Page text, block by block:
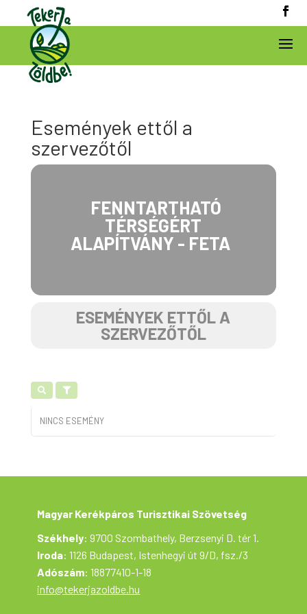
Események ettől a
szervezőtől
FENNTARTHATÓ
TÉRSÉGÉRT
ALAPÍTVÁNY - FETA
ESEMÉNYEK ETTŐL A
SZERVEZŐTŐL
NINCS ESEMÉNY
Magyar Kerékpáros Turisztikai Szövetség
Székhely: 9700 Szombathely, Berzsenyi D. tér 1.
Iroda: 1126 Budapest, Istenhegyi út 9/D, fsz./3
Adószám: 18877410-1-18
info@tekerjazoldbe.hu